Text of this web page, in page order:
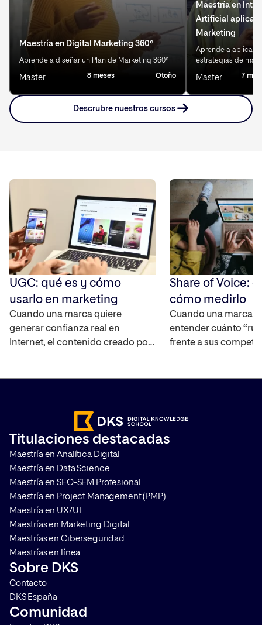
Maestría en Digital Marketing 360º
Aprende a diseñar un Plan de Marketing 360º
Master 8 meses Otoño
Maestría en
Artificial
Marketing
Aprende a aplicar
estrategias de
Master 7
Descrubre nuestros cursos
UGC: qué es y cómo
usarlo en marketing
Cuando una marca quiere
generar confianza real en
Internet, el contenido creado por
ayuda a construir credibilidad y
acelera el proceso en la toma de
decisiones de compra. Te
contamos en qué consiste y […]
Share of Voice:
cómo medirlo
Cuando una marca
entender cuánto
frente a sus
Titulaciones destacadas
Maestría en Analítica Digital
Maestría en Data Science
Maestría en SEO-SEM Profesional
Maestría en Project Management (PMP)
Maestría en UX/UI
Maestrías en Marketing Digital
Maestrías en Ciberseguridad
Maestrías en línea
Sobre DKS
Contacto
DKS España
Comunidad